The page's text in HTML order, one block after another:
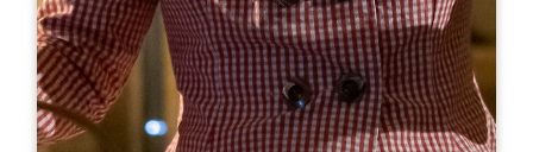
MOIS D'OUVERTURE
F M A M J J A S O N D
JOURS D'OUVERTURE
L
AM
M
AM
M
AM
J
AM
V
AM
S
AM
D
AM